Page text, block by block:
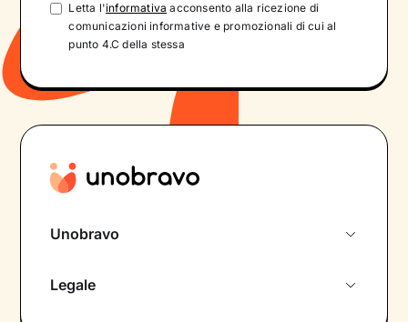
Letta l'informativa acconsento alla ricezione di
comunicazioni informative e promozionali di cui al
punto 4.C della stessa
Unobravo
Legale